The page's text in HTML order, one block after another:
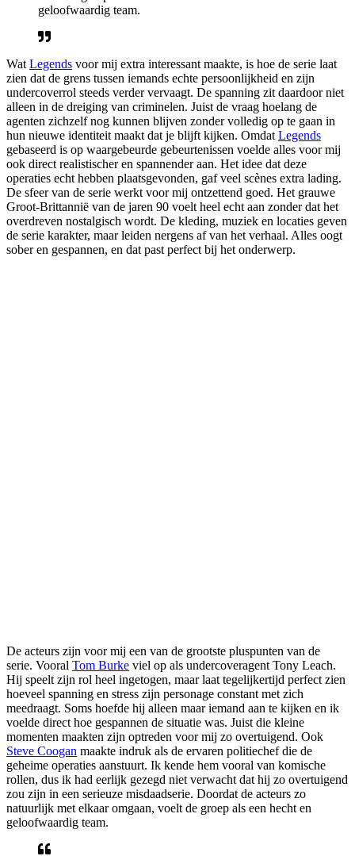
geloofwaardig team.
Wat Legends voor mij extra interessant maakte, is hoe de serie laat
zien dat de grens tussen iemands echte persoonlijkheid en zijn
undercoverrol steeds verder vervaagt. De spanning zit daardoor niet
alleen in de dreiging van criminelen. Juist de vraag hoelang de
agenten zichzelf nog kunnen blijven zonder volledig op te gaan in
hun nieuwe identiteit maakt dat je blijft kijken. Omdat Legends
gebaseerd is op waargebeurde gebeurtenissen voelde alles voor mij
ook direct realistischer en spannender aan. Het idee dat deze
operaties echt hebben plaatsgevonden, gaf veel scènes extra lading.
De sfeer van de serie werkt voor mij ontzettend goed. Het grauwe
Groot-Brittannië van de jaren 90 voelt heel echt aan zonder dat het
overdreven nostalgisch wordt. De kleding, muziek en locaties geven
de serie karakter, maar leiden nergens af van het verhaal. Alles oogt
sober en gespannen, en dat past perfect bij het onderwerp.
De acteurs zijn voor mij een van de grootste pluspunten van de
serie. Vooral Tom Burke viel op als undercoveragent Tony Leach.
Hij speelt zijn rol heel ingetogen, maar laat tegelijkertijd perfect zien
hoeveel spanning en stress zijn personage constant met zich
meedraagt. Soms hoefde hij alleen maar iemand aan te kijken en ik
voelde direct hoe gespannen de situatie was. Juist die kleine
momenten maakten zijn optreden voor mij zo overtuigend. Ook
Steve Coogan maakte indruk als de ervaren politiechef die de
geheime operaties aanstuurt. Ik kende hem vooral van komische
rollen, dus ik had eerlijk gezegd niet verwacht dat hij zo overtuigend
zou zijn in een serieuze misdaadserie. Doordat de acteurs zo
natuurlijk met elkaar omgaan, voelt de groep als een hecht en
geloofwaardig team.